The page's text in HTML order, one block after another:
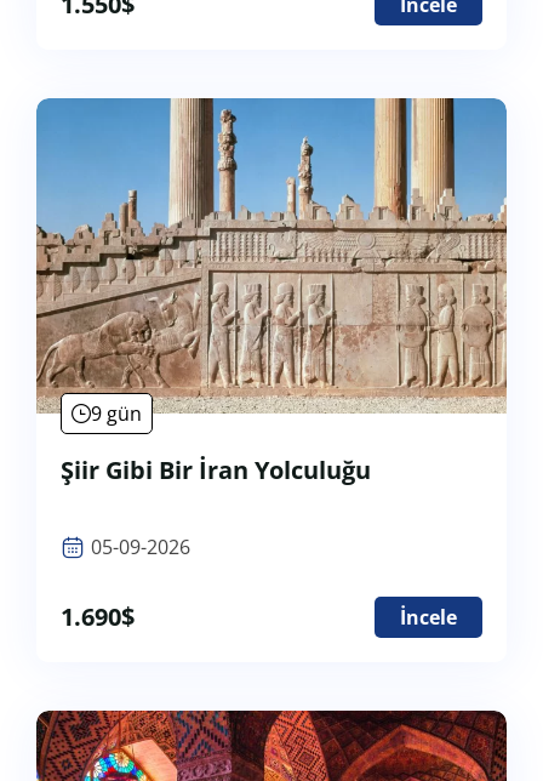
İncele
9 gün
Şiir Gibi Bir İran Yolculuğu
05-09-2026
1.690$ İncele